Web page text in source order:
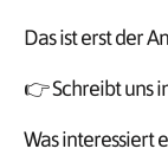
Das ist erst der
👉 Schreibt uns
Was interessiert